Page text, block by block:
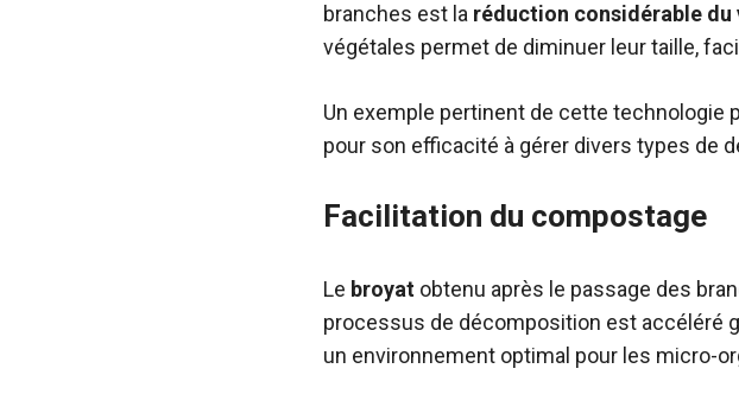
branches est la réduction considérable du
végétales permet de diminuer leur taille,
Un exemple pertinent de cette technologie
pour son efficacité à gérer divers types de
Facilitation du compostage
Le broyat obtenu après le passage des
processus de décomposition est accéléré
un environnement optimal pour les micro-